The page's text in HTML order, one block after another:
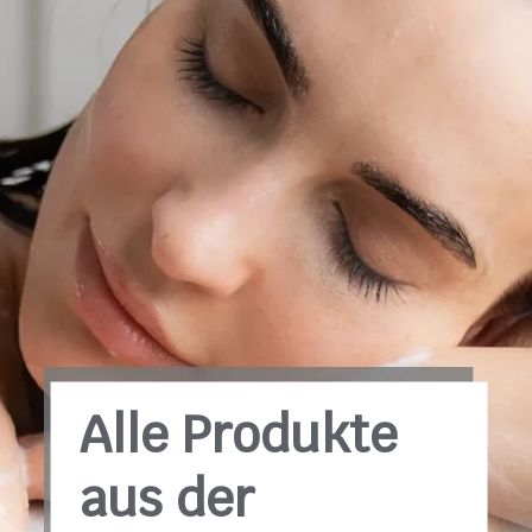
Alle Produkte
aus der